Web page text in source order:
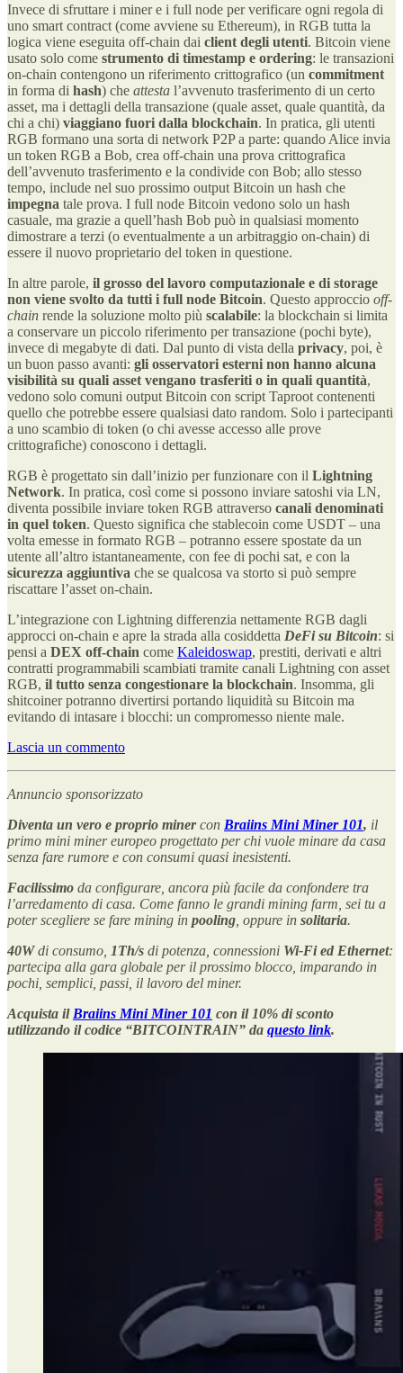
Invece di sfruttare i miner e i full node per verificare ogni regola di
uno smart contract (come avviene su Ethereum), in RGB tutta la
logica viene eseguita off-chain dai client degli utenti. Bitcoin viene
usato solo come strumento di timestamp e ordering: le transazioni
on-chain contengono un riferimento crittografico (un commitment
in forma di hash) che attesta l’avvenuto trasferimento di un certo
asset, ma i dettagli della transazione (quale asset, quale quantità, da
chi a chi) viaggiano fuori dalla blockchain. In pratica, gli utenti
RGB formano una sorta di network P2P a parte: quando Alice invia
un token RGB a Bob, crea off-chain una prova crittografica
dell’avvenuto trasferimento e la condivide con Bob; allo stesso
tempo, include nel suo prossimo output Bitcoin un hash che
impegna tale prova. I full node Bitcoin vedono solo un hash
casuale, ma grazie a quell’hash Bob può in qualsiasi momento
dimostrare a terzi (o eventualmente a un arbitraggio on-chain) di
essere il nuovo proprietario del token in questione.
In altre parole, il grosso del lavoro computazionale e di storage
non viene svolto da tutti i full node Bitcoin. Questo approccio off-
chain rende la soluzione molto più scalabile: la blockchain si limita
a conservare un piccolo riferimento per transazione (pochi byte),
invece di megabyte di dati. Dal punto di vista della privacy, poi, è
un buon passo avanti: gli osservatori esterni non hanno alcuna
visibilità su quali asset vengano trasferiti o in quali quantità,
vedono solo comuni output Bitcoin con script Taproot contenenti
quello che potrebbe essere qualsiasi dato random. Solo i partecipanti
a uno scambio di token (o chi avesse accesso alle prove
crittografiche) conoscono i dettagli.
RGB è progettato sin dall’inizio per funzionare con il Lightning
Network. In pratica, così come si possono inviare satoshi via LN,
diventa possibile inviare token RGB attraverso canali denominati
in quel token. Questo significa che stablecoin come USDT – una
volta emesse in formato RGB – potranno essere spostate da un
utente all’altro istantaneamente, con fee di pochi sat, e con la
sicurezza aggiuntiva che se qualcosa va storto si può sempre
riscattare l’asset on-chain.
L’integrazione con Lightning differenzia nettamente RGB dagli
approcci on-chain e apre la strada alla cosiddetta DeFi su Bitcoin: si
pensi a DEX off-chain come Kaleidoswap, prestiti, derivati e altri
contratti programmabili scambiati tramite canali Lightning con asset
RGB, il tutto senza congestionare la blockchain. Insomma, gli
shitcoiner potranno divertirsi portando liquidità su Bitcoin ma
evitando di intasare i blocchi: un compromesso niente male.
Lascia un commento
Annuncio sponsorizzato
Diventa un vero e proprio minercon Braiins Mini Miner 101, il
primo mini miner europeo progettato per chi vuole minare da casa
senza fare rumore e con consumi quasi inesistenti.
Facilissimo da configurare, ancora più facile da confondere tra
l’arredamento di casa. Come fanno le grandi mining farm, sei tu a
poter scegliere se fare mining in pooling , oppure in solitaria.
40Wdi consumo, 1Th/s di potenza, connessioni Wi-Fi ed Ethernet:
partecipa alla gara globale per il prossimo blocco, imparando in
pochi, semplici, passi, il lavoro del miner.
Acquista il Braiins Mini Miner 101 con il 10% di sconto
utilizzando il codice “BITCOINTRAIN” da questo link.